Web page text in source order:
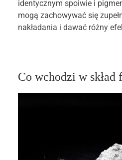
identycznym spoiwie i
mogą zachowywać się
nakładania i dawać różny
Co wchodzi w